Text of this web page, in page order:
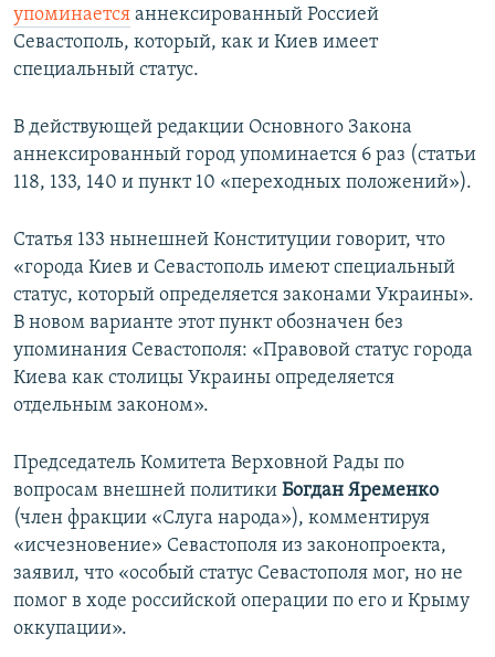
упоминается аннексированный Россией
Севастополь, который, как и Киев имеет
специальный статус.
В действующей редакции Основного Закона
аннексированный город упоминается 6 раз (статьи
118, 133, 140 и пункт 10 «переходных положений»).
Статья 133 нынешней Конституции говорит, что
«города Киев и Севастополь имеют специальный
статус, который определяется законами Украины».
В новом варианте этот пункт обозначен без
упоминания Севастополя: «Правовой статус города
Киева как столицы Украины определяется
отдельным законом».
Председатель Комитета Верховной Рады по
вопросам внешней политики Богдан Яременко
(член фракции «Слуга народа»), комментируя
«исчезновение» Севастополя из законопроекта,
заявил, что «особый статус Севастополя мог, но не
помог в ходе российской операции по его и Крыму
оккупации».